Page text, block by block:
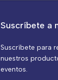
Suscríbete a
Suscríbete para
nuestros
eventos.